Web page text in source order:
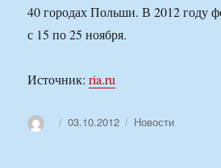
40 городах Польши. В 2012 году
с 15 по 25 ноября.
Источник:ria.ru
АвторОпубликовано
03.10.2012 Рубрики
Новости